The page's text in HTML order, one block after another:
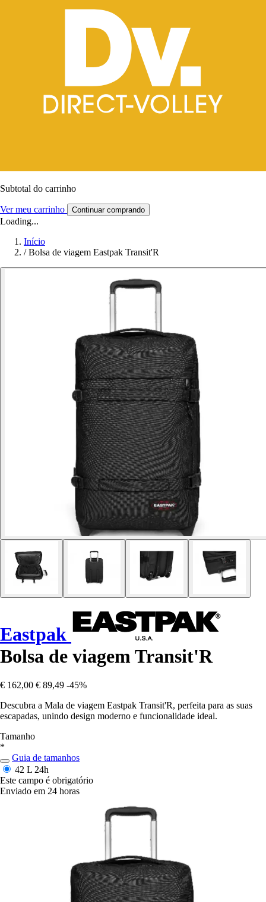
Subtotal do carrinho
Ver meu carrinho Continuar comprando
Loading...
Início
/ Bolsa de viagem Eastpak Transit'R
Eastpak
Bolsa de viagem Transit'R
€ 162,00 € 89,49 -45%
Descubra a Mala de viagem Eastpak Transit'R, perfeita para as suas
escapadas, unindo design moderno e funcionalidade ideal.
Tamanho
*
Guia de tamanhos
42 L 24h
Este campo é obrigatório
Enviado em 24 horas